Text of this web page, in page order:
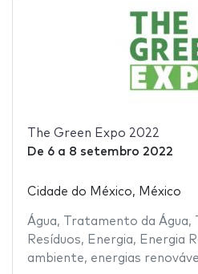
The Green Expo 2022
De 6a 8 setembro 2022
Cidade do México, México
Água, Tratamento da Água,
Resíduos, Energia, Energia
ambiente, energias